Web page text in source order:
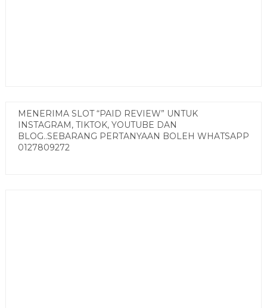
MENERIMA SLOT “PAID REVIEW” UNTUK
INSTAGRAM, TIKTOK, YOUTUBE DAN
BLOG..SEBARANG PERTANYAAN BOLEH WHATSAPP
0127809272